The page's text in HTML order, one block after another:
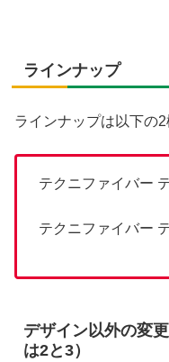
ラインナップ
ラインナップは以下の2
テクニファイバー
テクニファイバー
デザイン以外の変
は2と3）